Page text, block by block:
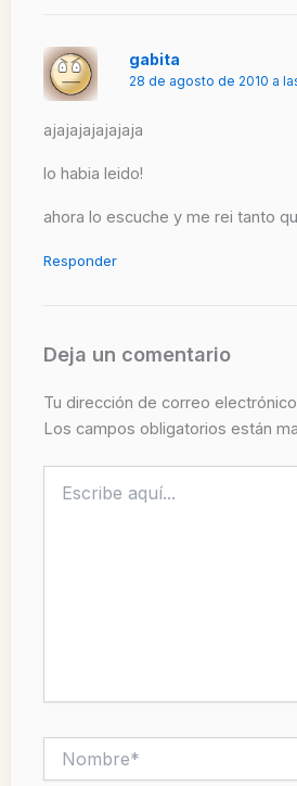
gabita
28 de agosto de 2010 a
ajajajajajajaja
lo habia leido!
ahora lo escuche y me rei tanto
Responder
Deja un comentario
Tu dirección de correo
Los campos obligatorios están
aquí...